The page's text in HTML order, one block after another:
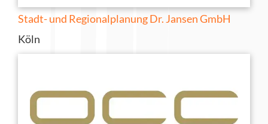
Stadt- und Regionalplanung Dr. Jansen GmbH
Köln